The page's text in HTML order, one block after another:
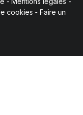
cookies - Faire un